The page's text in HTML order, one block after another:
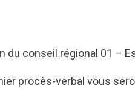
du conseil régional 01 –
procès-verbal vous